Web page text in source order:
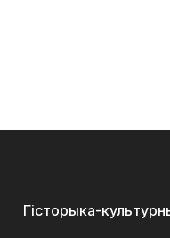
Гісторыка-